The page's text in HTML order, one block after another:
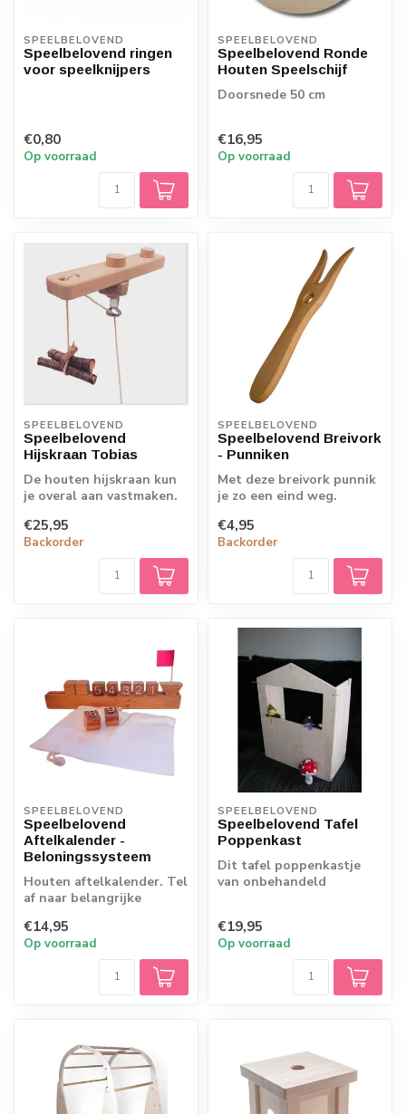
SPEELBELOVEND
Speelbelovend ringen
voor speelknijpers
€0,80
Op voorraad
SPEELBELOVEND
Speelbelovend Ronde
Houten Speelschijf
Doorsnede 50 cm
€16,95
Op voorraad
SPEELBELOVEND
Speelbelovend
Hijskraan Tobias
De houten hijskraan kun
je overal aan vastmaken.
favoriete h...
€25,95
Backorder
SPEELBELOVEND
Speelbelovend Breivork
- Punniken
Met deze breivork punnik
je zo een eind weg.
leeftijd van 5 j...
€4,95
Backorder
SPEELBELOVEND
Speelbelovend
Aftelkalender -
Beloningssysteem
Houten aftelkalender. Tel
af naar belangrijke
verjaarda...
€14,95
Op voorraad
SPEELBELOVEND
Speelbelovend Tafel
Poppenkast
Dit tafel poppenkastje
van onbehandeld
€19,95
Op voorraad